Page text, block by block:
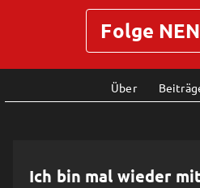
Folge
Über
Ich bin mal wieder